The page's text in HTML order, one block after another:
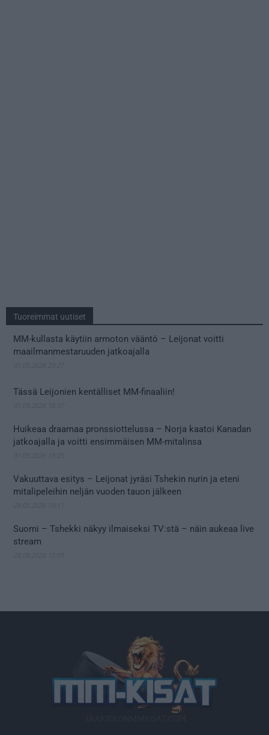
Tuoreimmat uutiset
MM-kullasta käytiin armoton vääntö – Leijonat voitti
maailmanmestaruuden jatkoajalla
Tässä Leijonien kentälliset MM-finaaliin!
Huikeaa draamaa pronssiottelussa – Norja kaatoi Kanadan
jatkoajalla ja voitti ensimmäisen MM-mitalinsa
Vakuuttava esitys – Leijonat jyräsi Tshekin nurin ja eteni
mitalipeleihin neljän vuoden tauon jälkeen
Suomi – Tshekki näkyy ilmaiseksi TV:stä – näin aukeaa live
stream